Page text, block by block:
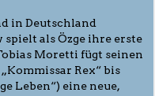
in Deutschland
als Özge ihre erste
Moretti fügt seinen
Rex“ bis
Leben“) eine neue,